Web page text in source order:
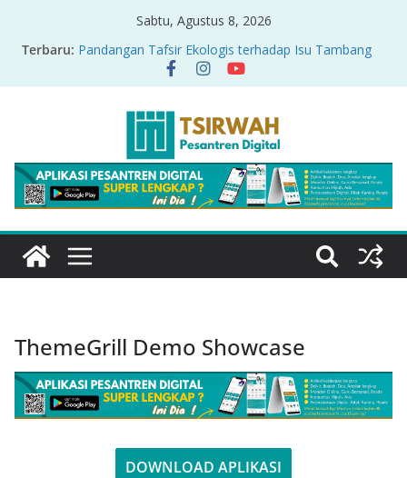
Sabtu, Agustus 8, 2026
Terbaru: Pandangan Tafsir Ekologis terhadap Isu Tambang
Nikel di Raja Ampat
PRODUK RELASI KUASA-IDIOLOGI PADA TAFSIR
Sirah Nabawiyah
Oversharing dan Privasi dalam Al-Qur’an: “Ketika
Ayat Bicara Soal Curhat di Sosmed”
Menyikapi Fatherless, Kisah Lukman Menjadi
Cerminan
ThemeGrill Demo Showcase
DOWNLOAD APLIKASI